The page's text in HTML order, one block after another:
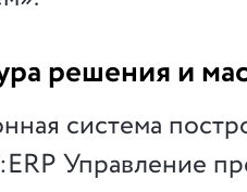
решения и
система
Управление